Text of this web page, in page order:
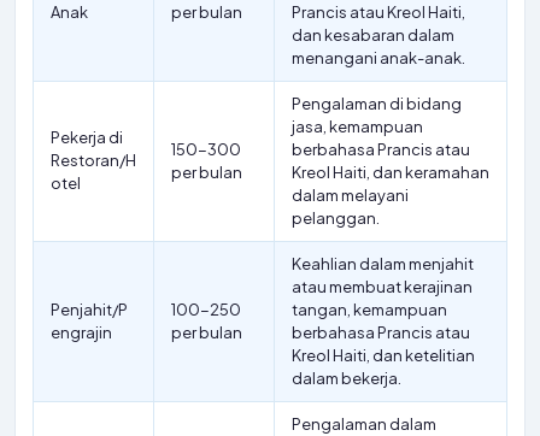
Anak
per bulan
Prancis atau Kreol Haiti,
dan kesabaran dalam
menangani anak-anak.
Pekerja di
Restoran/H
otel
150-300
per bulan
Pengalaman di bidang
jasa, kemampuan
berbahasa Prancis atau
Kreol Haiti, dan keramahan
dalam melayani
pelanggan.
Penjahit/P
engrajin
100-250
per bulan
Keahlian dalam menjahit
atau membuat kerajinan
tangan, kemampuan
berbahasa Prancis atau
Kreol Haiti, dan ketelitian
dalam bekerja.
Pengalaman dalam